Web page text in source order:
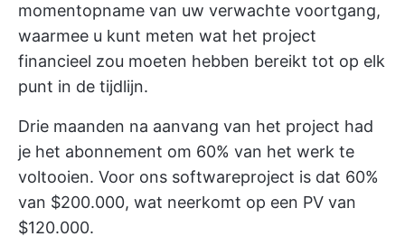
momentopname van uw verwachte voortgang,
waarmee u kunt meten wat het project
financieel zou moeten hebben bereikt tot op elk
punt in de tijdlijn.
Drie maanden na aanvang van het project had
je het abonnement om 60% van het werk te
voltooien. Voor ons softwareproject is dat 60%
van $200.000, wat neerkomt op een PV van
$120.000.